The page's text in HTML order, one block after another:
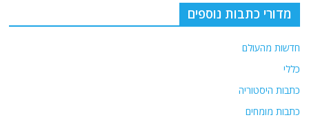
מדורי כתבות נוספים
חדשות מהעולם
כללי
כתבות היסטוריה
כתבות מומחים